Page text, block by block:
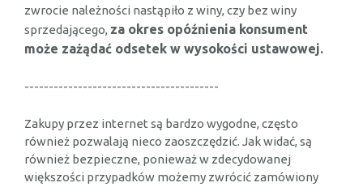
zwrocie należności nastąpiło z winy, czy bez winy
sprzedającego, za okres opóźnienia konsument
może zażądać odsetek w wysokości ustawowej.
----------------------------------------
Zakupy przez internet są bardzo wygodne, często
również pozwalają nieco zaoszczędzić. Jak widać, są
również bezpieczne, ponieważ w zdecydowanej
większości przypadków możemy zwrócić zamówiony